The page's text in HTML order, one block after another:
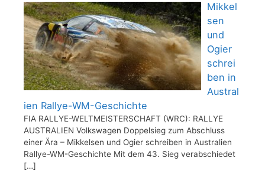
Mikkel
sen
und
Ogier
schrei
ben in
Austral
ien Rallye-WM-Geschichte
FIA RALLYE-WELTMEISTERSCHAFT (WRC): RALLYE
AUSTRALIEN Volkswagen Doppelsieg zum Abschluss
einer Ära – Mikkelsen und Ogier schreiben in Australien
Rallye-WM-Geschichte Mit dem 43. Sieg verabschiedet
[…]